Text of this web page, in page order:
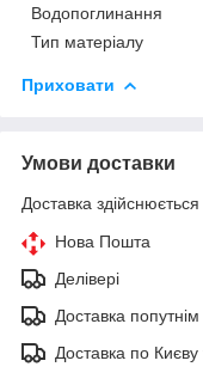
Водопоглинання
Тип матеріалу
Приховати
Умови доставки
Доставка
Нова Пошта
Делівері
Доставка
Доставка по